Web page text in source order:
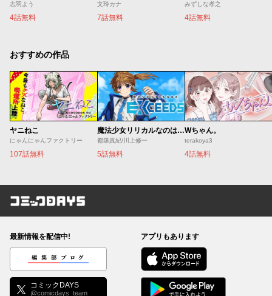
志羽よう
4話無料
文玲カナ
7話無料
みずしな孝之
4話無料
おすすめの作品
ヤニねこ
にゃんにゃんファクトリー
107話無料
魔法少女リリカルなのは EXCEEDS
都築真紀/川上修一
5話無料
Wちゃん。
terakoya3
4話無料
コミックDAYS
最新情報を配信中!
編集部ブログ
コミックDAYS
@comicdays_team
アプリもあります